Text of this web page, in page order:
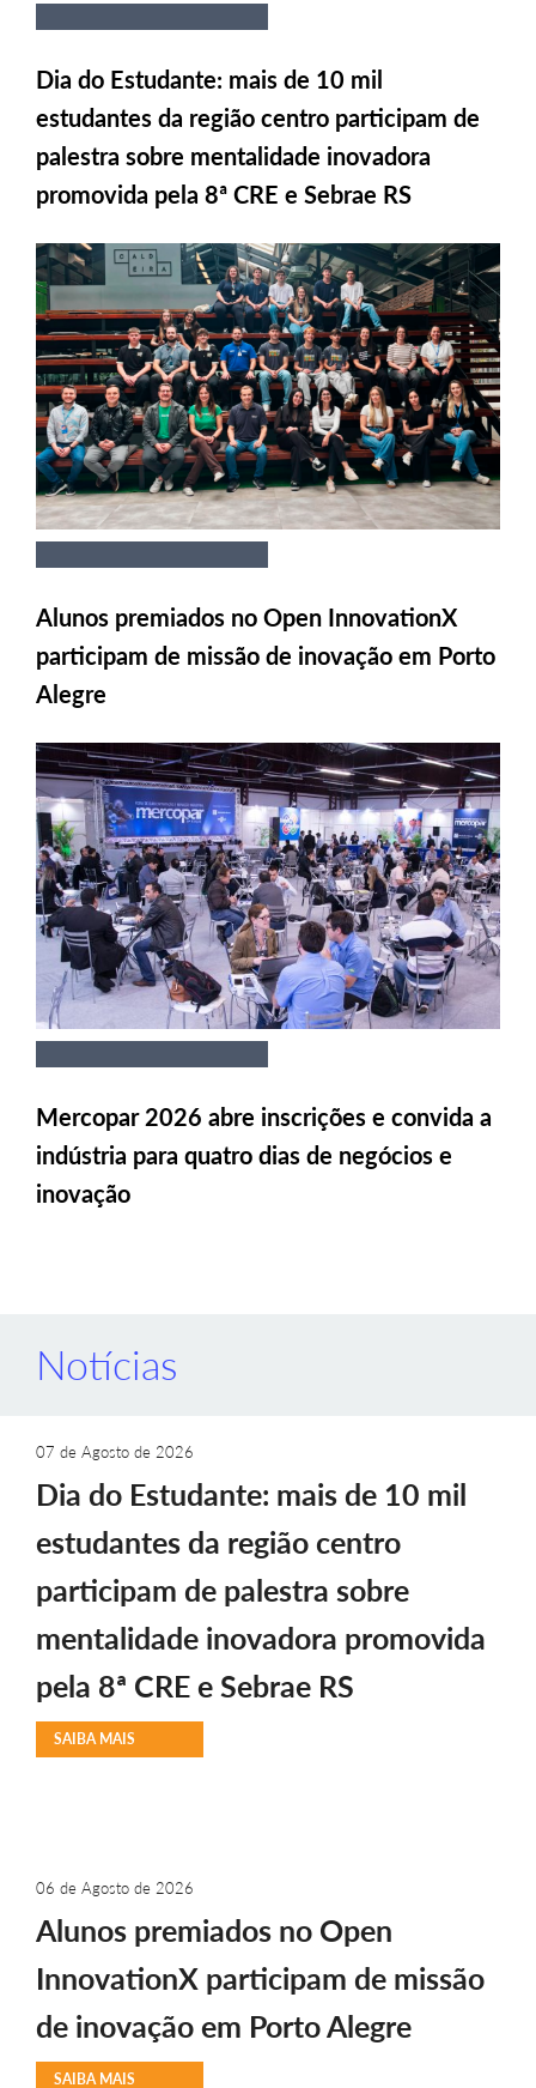
Dia do Estudante: mais de 10 mil
estudantes da região centro participam de
palestra sobre mentalidade inovadora
promovida pela 8ª CRE e Sebrae RS
Alunos premiados no Open InnovationX
participam de missão de inovação em Porto
Alegre
Mercopar 2026 abre inscrições e convida a
indústria para quatro dias de negócios e
inovação
Notícias
07 de Agosto de 2026
Dia do Estudante: mais de 10 mil
estudantes da região centro
participam de palestra sobre
mentalidade inovadora promovida
pela 8ª CRE e Sebrae RS
SAIBA MAIS
06 de Agosto de 2026
Alunos premiados no Open
InnovationX participam de missão
de inovação em Porto Alegre
SAIBA MAIS